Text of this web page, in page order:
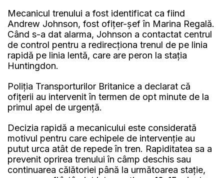
Mecanicul trenului a fost identificat ca fiind
Andrew Johnson, fost ofițer-șef în Marina Regală.
Când s-a dat alarma, Johnson a contactat centrul
de control pentru a redirecționa trenul de pe linia
rapidă pe linia lentă, care are peron la stația
Huntingdon.
Poliția Transporturilor Britanice a declarat că
ofițerii au intervenit în termen de opt minute de la
primul apel de urgență.
Decizia rapidă a mecanicului este considerată
motivul pentru care echipele de intervenție au
putut urca atât de repede în tren. Rapiditatea sa a
prevenit oprirea trenului în câmp deschis sau
continuarea călătoriei până la următoarea stație,